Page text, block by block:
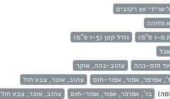
שרידי עץ רקובים
מזוהה
ס"מ)
גודל קטן (1-5 ס"מ)
חום-כהה
צהוב-כהה, אוקר
אפרפר, אפור, אפור-חום
צהוב, אוכר, צבע חול
בז', אפרפר, אפור, אפור-חום
צהוב, אוכר, צבע חול